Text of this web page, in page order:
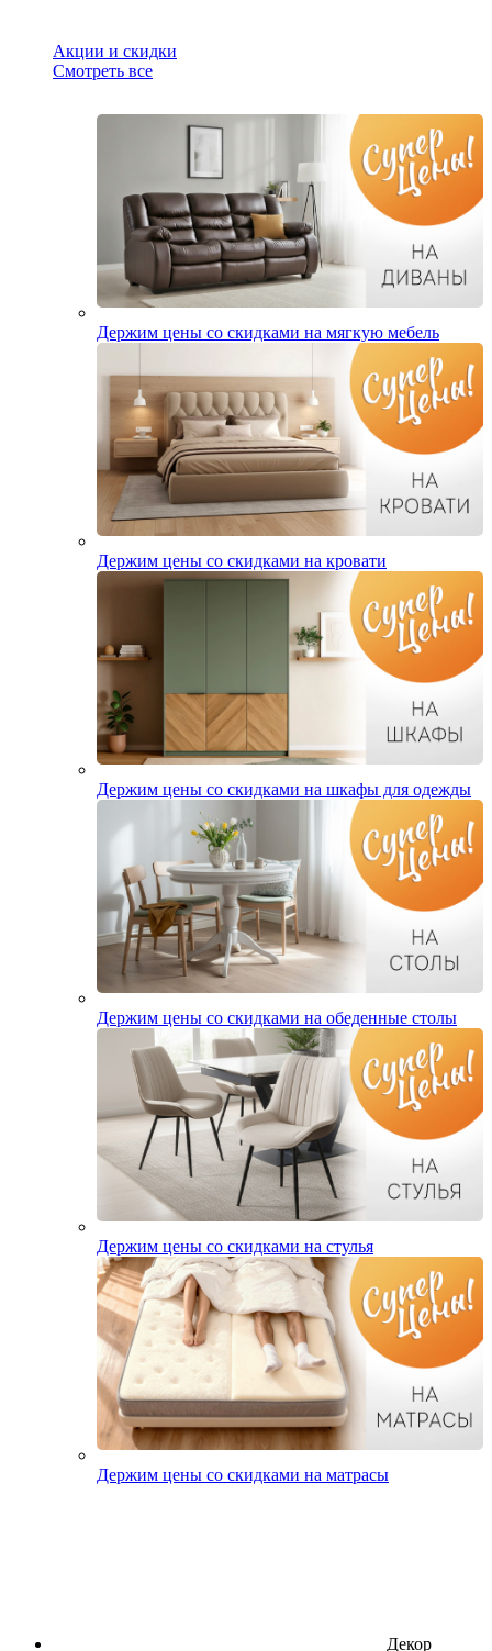
Акции и скидки
Смотреть все
Держим цены со скидками на мягкую мебель
Держим цены со скидками на кровати
Держим цены со скидками на шкафы для одежды
Держим цены со скидками на обеденные столы
Держим цены со скидками на стулья
Держим цены со скидками на матрасы
Декор